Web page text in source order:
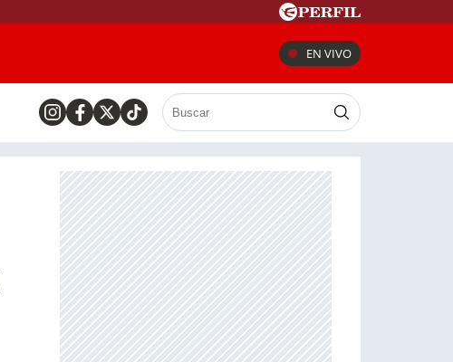
EN VIVO